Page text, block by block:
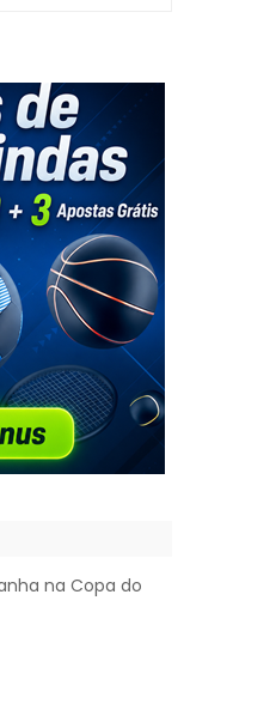
na Copa do